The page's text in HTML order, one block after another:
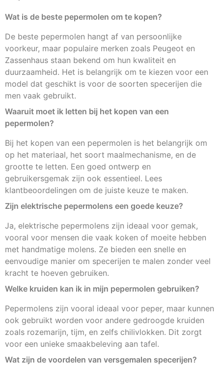
Wat is de beste pepermolen om te kopen?
De beste pepermolen hangt af van persoonlijke
voorkeur, maar populaire merken zoals Peugeot en
Zassenhaus staan bekend om hun kwaliteit en
duurzaamheid. Het is belangrijk om te kiezen voor een
model dat geschikt is voor de soorten specerijen die
men vaak gebruikt.
Waaruit moet ik letten bij het kopen van een
pepermolen?
Bij het kopen van een pepermolen is het belangrijk om
op het materiaal, het soort maalmechanisme, en de
grootte te letten. Een goed ontwerp en
gebruikersgemak zijn ook essentieel. Lees
klantbeoordelingen om de juiste keuze te maken.
Zijn elektrische pepermolens een goede keuze?
Ja, elektrische pepermolens zijn ideaal voor gemak,
vooral voor mensen die vaak koken of moeite hebben
met handmatige molens. Ze bieden een snelle en
eenvoudige manier om specerijen te malen zonder veel
kracht te hoeven gebruiken.
Welke kruiden kan ik in mijn pepermolen gebruiken?
Pepermolens zijn vooral ideaal voor peper, maar kunnen
ook gebruikt worden voor andere gedroogde kruiden
zoals rozemarijn, tijm, en zelfs chilivlokken. Dit zorgt
voor een unieke smaakbeleving aan tafel.
Wat zijn de voordelen van versgemalen specerijen?